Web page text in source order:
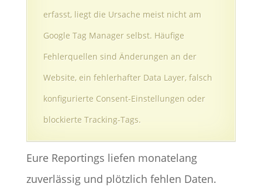
erfasst, liegt die Ursache meist nicht am
Google Tag Manager selbst. Häufige
Fehlerquellen sind Änderungen an der
Website, ein fehlerhafter Data Layer, falsch
konfigurierte Consent-Einstellungen oder
blockierte Tracking-Tags.
Eure Reportings liefen monatelang
zuverlässig und plötzlich fehlen Daten.